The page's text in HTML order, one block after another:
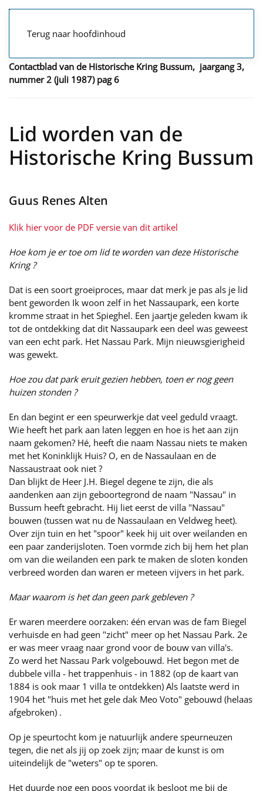
Terug naar hoofdinhoud
Contactblad van de Historische Kring Bussum, jaargang 3,
nummer 2 (juli 1987) pag 6
Lid worden van de
Historische Kring Bussum
Guus Renes Alten
Klik hier voor de PDF versie van dit artikel
Hoe kom je er toe om lid te worden van deze Historische
Kring ?
Dat is een soort groeiproces, maar dat merk je pas als je lid
bent geworden Ik woon zelf in het Nassaupark, een korte
kromme straat in het Spieghel. Een jaartje geleden kwam ik
tot de ontdekking dat dit Nassaupark een deel was geweest
van een echt park. Het Nassau Park. Mijn nieuwsgierigheid
was gewekt.
Hoe zou dat park eruit gezien hebben, toen er nog geen
huizen stonden ?
En dan begint er een speurwerkje dat veel geduld vraagt.
Wie heeft het park aan laten leggen en hoe is het aan zijn
naam gekomen? Hé, heeft die naam Nassau niets te maken
met het Koninklijk Huis? O, en de Nassaulaan en de
Nassaustraat ook niet ?
Dan blijkt de Heer J.H. Biegel degene te zijn, die als
aandenken aan zijn geboortegrond de naam "Nassau" in
Bussum heeft gebracht. Hij liet eerst de villa "Nassau"
bouwen (tussen wat nu de Nassaulaan en Veldweg heet).
Over zijn tuin en het "spoor" keek hij uit over weilanden en
een paar zanderijsloten. Toen vormde zich bij hem het plan
om van die weilanden een park te maken de sloten konden
verbreed worden dan waren er meteen vijvers in het park.
Maar waarom is het dan geen park gebleven ?
Er waren meerdere oorzaken: één ervan was de fam Biegel
verhuisde en had geen "zicht" meer op het Nassau Park. 2e
er was meer vraag naar grond voor de bouw van villa's.
Zo werd het Nassau Park volgebouwd. Het begon met de
dubbele villa - het trappenhuis - in 1882 (op de kaart van
1884 is ook maar 1 villa te ontdekken) Als laatste werd in
1904 het "huis met het gele dak Meo Voto" gebouwd (helaas
afgebroken) .
Op je speurtocht kom je natuurlijk andere speurneuzen
tegen, die net als jij op zoek zijn; maar de kunst is om
uiteindelijk de "weters" op te sporen.
Het duurde nog een poos voordat ik besloot me bij de